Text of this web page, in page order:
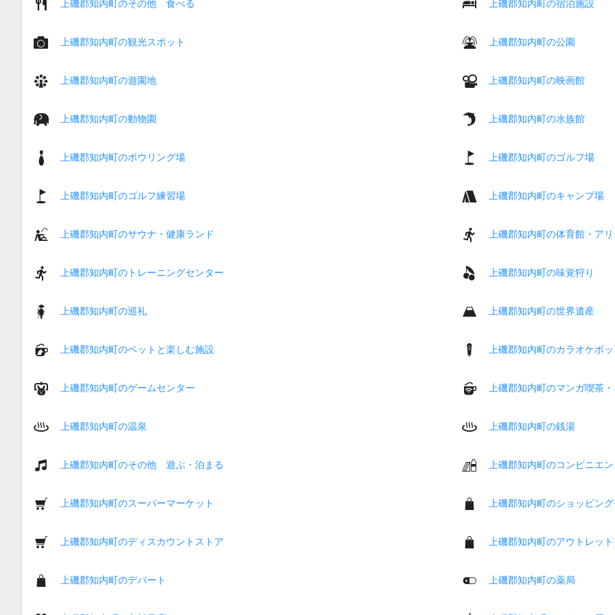
上磯郡知内町のその他 食べる 上磯郡知内町の宿泊施設
上磯郡知内町の観光スポット 上磯郡知内町の公園
上磯郡知内町の遊園地 上磯郡知内町の映画館
上磯郡知内町の動物園 上磯郡知内町の水族館
上磯郡知内町のボウリング場 上磯郡知内町のゴルフ場
上磯郡知内町のゴルフ練習場 上磯郡知内町のキャンプ場
上磯郡知内町のサウナ・健康ランド 上磯郡知内町の体育館・ア
上磯郡知内町のトレーニングセンター 上磯郡知内町の味覚狩り
上磯郡知内町の巡礼 上磯郡知内町の世界遺産
上磯郡知内町のペットと楽しむ施設 上磯郡知内町のカラオケボ
上磯郡知内町のゲームセンター 上磯郡知内町のマンガ喫茶
上磯郡知内町の温泉 上磯郡知内町の銭湯
上磯郡知内町のその他 遊ぶ・泊まる 上磯郡知内町のコンビニエ
上磯郡知内町のスーパーマーケット 上磯郡知内町のショッピン
上磯郡知内町のディスカウントストア 上磯郡知内町のアウトレッ
上磯郡知内町のデパート 上磯郡知内町の薬局